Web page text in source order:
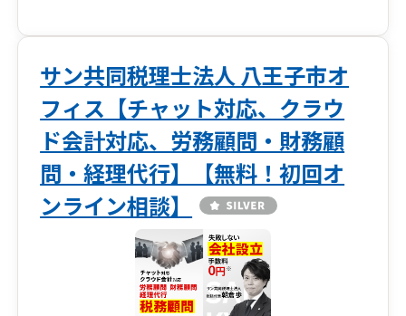
◆簿記の資格や経理の経験がなくても入力が簡単
に！
その会社に合った“会計マニュアル”を、弥生会
計インストラクターである税理士が作成いたしま
す。
⇒「経理が楽になった！」「無駄な作業が減っ
た！！」と大好評です。
◆決算書が読めなくても、お金のブロックパズル
を用いて“見える化”！
経営に必要なお金の流れを理解することができ
サン共同税理士法人 八王子市オ
フィス【チャット対応、クラウ
ド会計対応、労務顧問・財務顧
問・経理代行】【無料！初回オ
ンライン相談】